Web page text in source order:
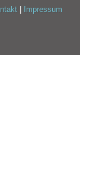
| Impressum